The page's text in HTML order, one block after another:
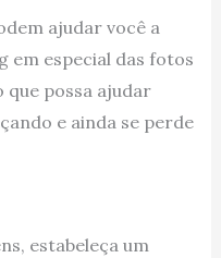
ajudar você a
em especial das fotos
que possa ajudar
e ainda se perde
estabeleça um